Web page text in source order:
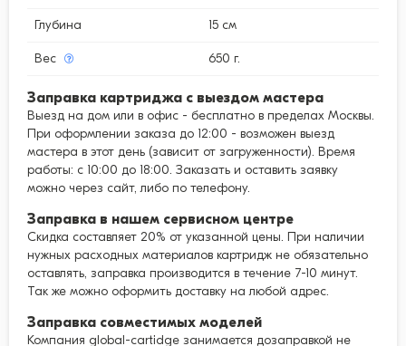
Глубина 15 см
Вес 650 г.
Заправка картриджа с выездом мастера
Выезд на дом или в офис - бесплатно в пределах Москвы.
При оформлении заказа до 12:00 - возможен выезд
мастера в этот день (зависит от загруженности). Время
работы: с 10:00 до 18:00. Заказать и оставить заявку
можно через сайт, либо по телефону.
Заправка в нашем сервисном центре
Скидка составляет 20% от указанной цены. При наличии
нужных расходных материалов картридж не обязательно
оставлять, заправка производится в течение 7-10 минут.
Так же можно оформить доставку на любой адрес.
Заправка совместимых моделей
Компания global-cartidge занимается дозаправкой не